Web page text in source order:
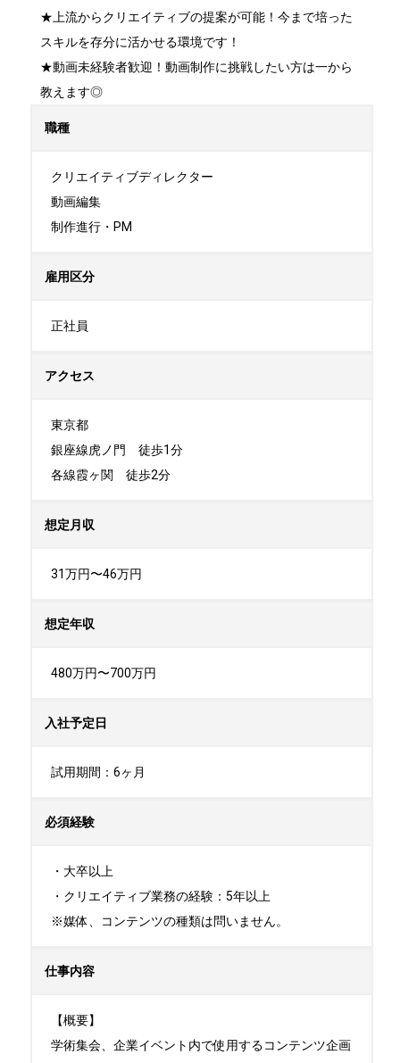
★上流からクリエイティブの提案が可能！今まで培った
スキルを存分に活かせる環境です！
★動画未経験者歓迎！動画制作に挑戦したい方は一から
教えます◎
職種
クリエイティブディレクター
動画編集
制作進行・PM
雇用区分
正社員
アクセス
東京都
銀座線虎ノ門　徒歩1分
各線霞ヶ関　徒歩2分
想定月収
31万円〜46万円
想定年収
480万円〜700万円
入社予定日
試用期間：6ヶ月
必須経験
・大卒以上
・クリエイティブ業務の経験：5年以上
※媒体、コンテンツの種類は問いません。
仕事内容
【概要】
学術集会、企業イベント内で使用するコンテンツ企画